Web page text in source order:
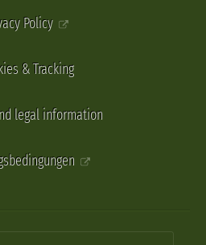
Policy
& Tracking
legal information